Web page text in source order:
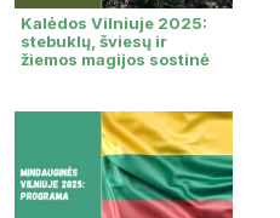
Kalėdos Vilniuje 2025:
stebuklų, šviesų ir
žiemos magijos sostinė